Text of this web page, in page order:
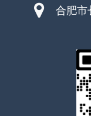
合肥市